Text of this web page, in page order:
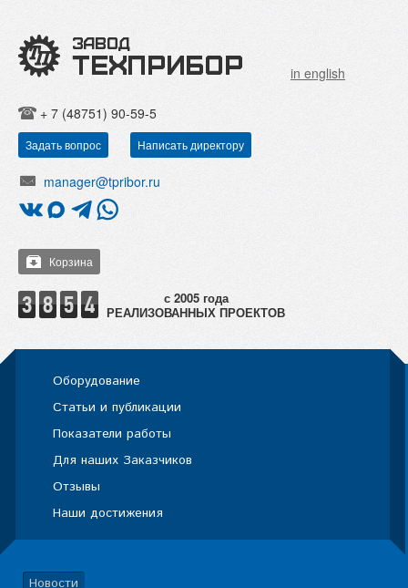
in english
+ 7 (48751) 90-59-5
Задать вопрос Написать директору
manager@tpribor.ru
Корзина
РЕАЛИЗОВАННЫХ ПРОЕКТОВ
Оборудование
Статьи и публикации
Показатели работы
Для наших Заказчиков
Отзывы
Наши достижения
Новости